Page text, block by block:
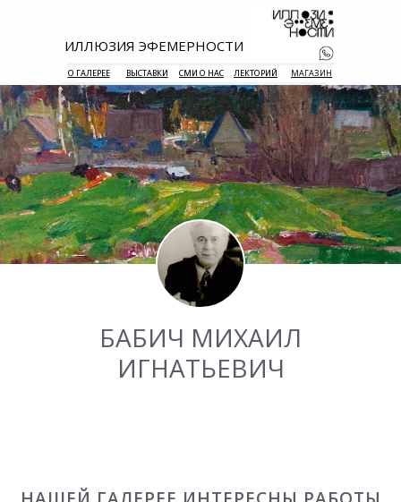
МАГАЗИН
ЛЕКТОРИЙ
СМИ О НАС
ВЫСТАВКИ
О ГАЛЕРЕЕ
ИЛЛЮЗИЯ ЭФЕМЕРНОСТИ
+7 938 177
БАБИЧ МИХАИЛ
ИГНАТЬЕВИЧ